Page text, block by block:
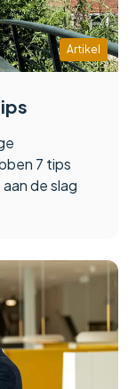
Artikel
7 tips
de slag